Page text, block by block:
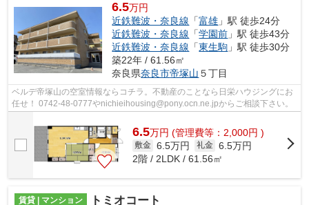
6.5万円
近鉄難波・奈良線 「富雄 」駅 徒歩24分
近鉄難波・奈良線 「学園前 」駅 徒歩43分
近鉄難波・奈良線 「東生駒 」駅 徒歩30分
築22年 / 61.56㎡
奈良県奈良市帝塚山 ５丁目
ベルデ帝塚山の空室情報ならコチラ。不動産のことなら日栄ハウジングにお
任せ！ 0742-48-0777やnichieihousing@pony.ocn.ne.jpからご相談下さい。
6.5万円 (管理費等：2,000円 )
敷金 6.5万円 礼金 6.5万円
2階 / 2LDK / 61.56㎡
賃貸 | マンション トミオコート